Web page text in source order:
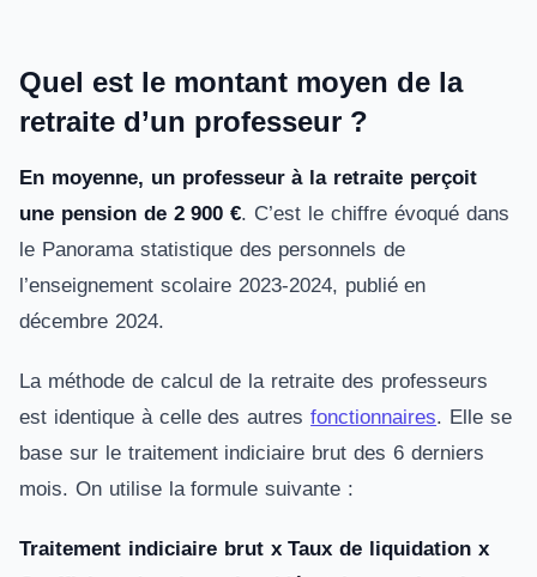
Quel est le montant moyen de la
retraite d’un professeur ?
En moyenne, un professeur à la retraite perçoit
une pension de 2 900 €. C’est le chiffre évoqué dans
le Panorama statistique des personnels de
l’enseignement scolaire 2023-2024, publié en
décembre 2024.
La méthode de calcul de la retraite des professeurs
est identique à celle des autresfonctionnaires. Elle se
base sur le traitement indiciaire brut des 6 derniers
mois. On utilise la formule suivante :
Traitement indiciaire brut x Taux de liquidation x